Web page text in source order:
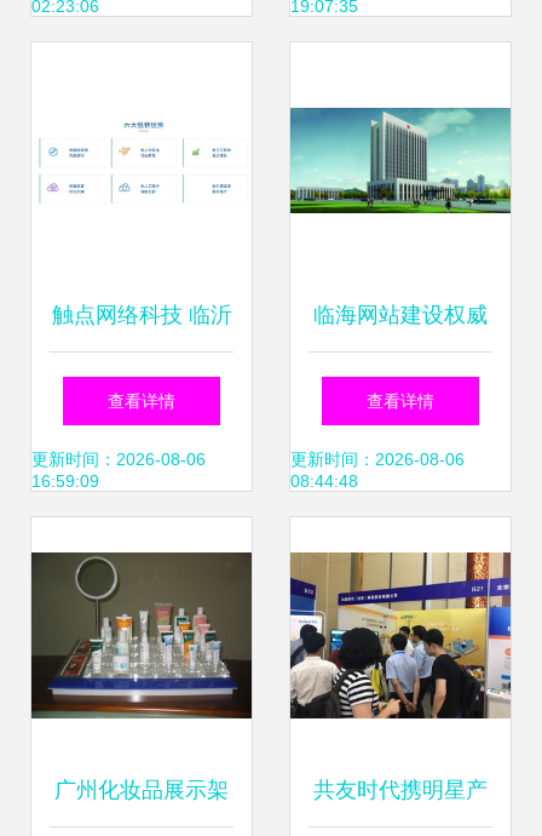
02:23:06
19:07:35
触点网络科技 临沂
网站建设性价比之
选，透明价位助力
查看详情
更新时间：2026-08-06
16:59:09
临海网站建设权威
观点 房管局查询系
统更新背后的数字
查看详情
更新时间：2026-08-06
08:44:48
广州化妆品展示架 共友时代携明星产